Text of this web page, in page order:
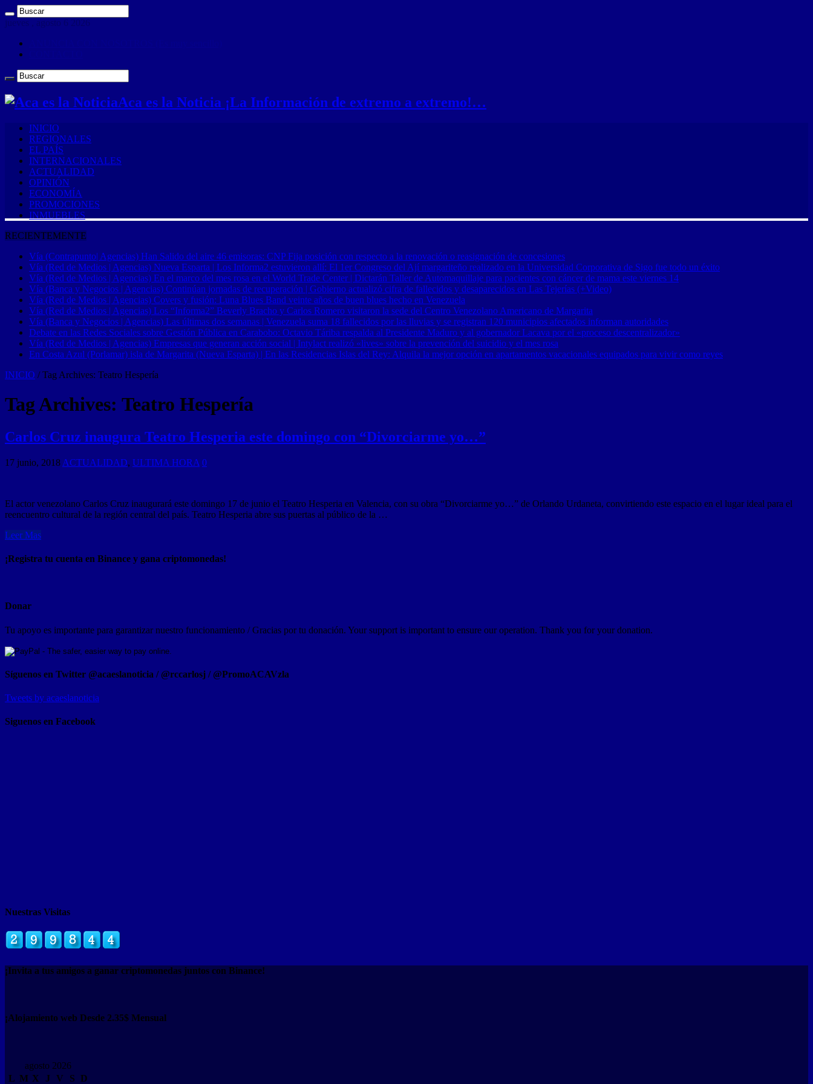
jueves , agosto 6 2026
Aca es la Noticia ¡La Información de extremo a extremo!…
INICIO
REGIONALES
EL PAÍS
INTERNACIONALES
ACTUALIDAD
OPINIÓN
ECONOMÍA
PROMOCIONES
INMUEBLES
RECIENTEMENTE
Vía (Contrapunto| Agencias) Han Salido del aire 46 emisoras: CNP Fija posición con respecto a la renovación o reasignación de concesiones
Vía (Red de Medios | Agencias) Nueva Esparta | Los Informa2 estuvieron allí: El 1er Congreso del Ají margariteño realizado en la Universidad Corporativa de Sigo fue todo un éxito
Vía (Red de Medios | Agencias) En el marco del mes rosa en el World Trade Center | Dictarán Taller de Automaquillaje para pacientes con cáncer de mama este viernes 14
Vía (Banca y Negocios | Agencias) Continúan jornadas de recuperación | Gobierno actualizó cifra de fallecidos y desaparecidos en Las Tejerías (+Video)
Vía (Red de Medios | Agencias) Covers y fusión: Luna Blues Band veinte años de buen blues hecho en Venezuela
Vía (Red de Medios | Agencias) Los “Informa2” Beverly Bracho y Carlos Romero visitaron la sede del Centro Venezolano Americano de Margarita
Vía (Banca y Negocios | Agencias) Las últimas dos semanas | Venezuela suma 18 fallecidos por las lluvias y se registran 120 municipios afectados informan autoridades
Debate en las Redes Sociales sobre Gestión Pública en Carabobo: Octavio Táriba respalda al Presidente Maduro y al gobernador Lacava por el «proceso descentralizador»
Vía (Red de Medios | Agencias) Empresas que generan acción social | Intylact realizó «lives» sobre la prevención del suicidio y el mes rosa
En Costa Azul (Porlamar) isla de Margarita (Nueva Esparta) | En las Residencias Islas del Rey: Alquila la mejor opción en apartamentos vacacionales equipados para vivir como reyes
INICIO / Tag Archives: Teatro Hespería
Tag Archives: Teatro Hespería
Carlos Cruz inaugura Teatro Hesperia este domingo con “Divorciarme yo…”
17 junio, 2018 ACTUALIDAD, ULTIMA HORA 0
El actor venezolano Carlos Cruz inaugurará este domingo 17 de junio el Teatro Hesperia en Valencia, con su obra “Divorciarme yo…” de Orlando Urdaneta, convirtiendo este espacio en el lugar ideal para el
reencuentro cultural de la región central del país. Teatro Hesperia abre sus puertas al público de la …
Leer Mas
¡Registra tu cuenta en Binance y gana criptomonedas!
Donar
Tu apoyo es importante para garantizar nuestro funcionamiento / Gracias por tu donación. Your support is important to ensure our operation. Thank you for your donation.
Síguenos en Twitter @acaeslanoticia / @rccarlosj / @PromoACAVzla
Tweets by acaeslanoticia
Siguenos en Facebook
Nuestras Visitas
¡Invita a tus amigos a ganar criptomonedas juntos con Binance!
¡Alojamiento web Desde 2.35$ Mensual
agosto 2026
L M X J V S D